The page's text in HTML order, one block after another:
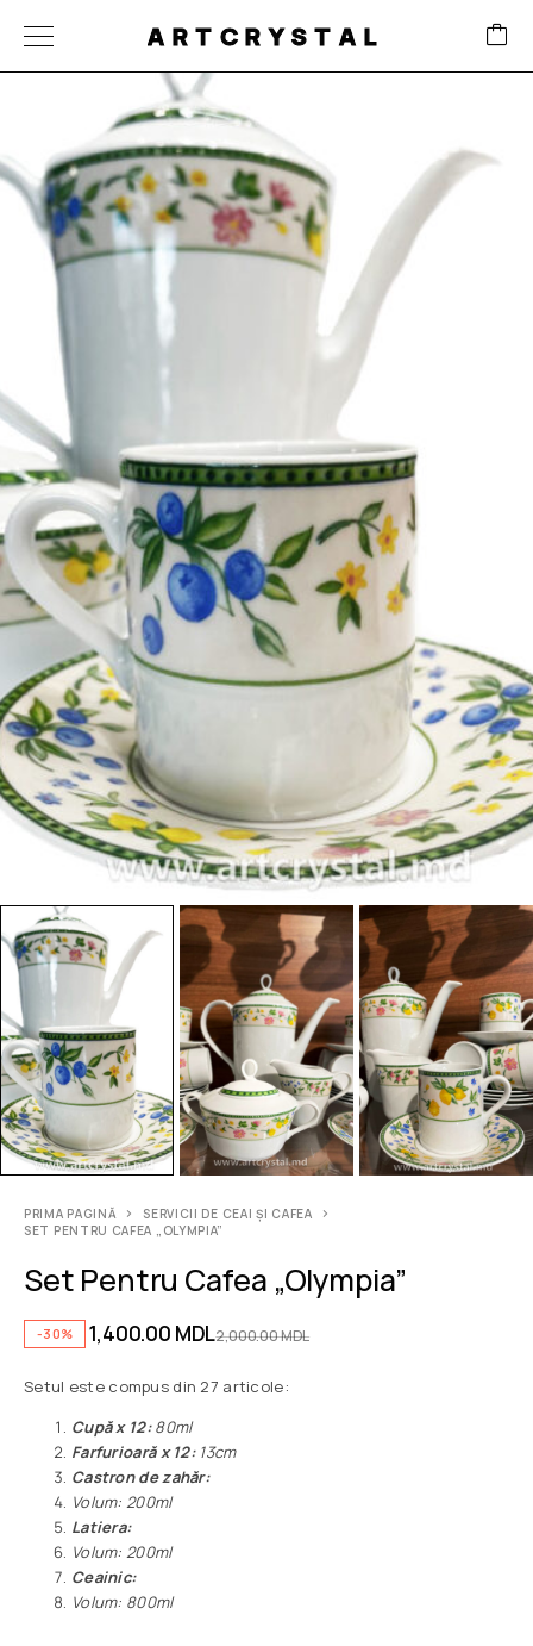
ARTCRYSTAL
PRIMA PAGINĂ
SERVICII DE CEAI ȘI CAFEA
SET PENTRU CAFEA „OLYMPIA”
Set Pentru Cafea „Olympia”
-30% 2,000.00MDL
1,400.00 MDL
Setul este compus din 27 articole:
Сupă x 12:80ml
Farfurioară x 12:13cm
Castron de zahăr:
Volum: 200ml
Latiera:
Volum: 200ml
Ceainic:
Volum: 800ml